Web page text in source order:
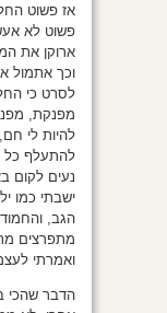
אז פשוט
פשוט לא
ארוקן את
וכך אתמול
לסרט כי
מפנקת,
להיות לי
להתעלף כל
נעים לקום
ישבתי כמו
הגב,
מתפרצים
ואמרתי
הדבר שהכי